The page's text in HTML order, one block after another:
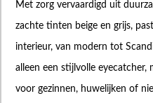
Met zorg vervaardigd uit
zachte tinten beige en grijs,
interieur, van modern tot
alleen een stijlvolle eyecatcher,
voor gezinnen, huwelijken of